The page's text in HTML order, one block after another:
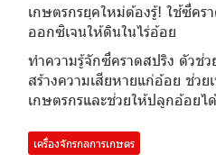
เกษตรกรยุคใหม่ต้องรู้! ใช้ซี่คร
ออกซิเจนให้ดินในไร่อ้อย
ทำความรู้จักซี่คราดสปริง ตัวช่
สร้างความเสียหายแก่อ้อย ช่ว
เกษตรกรและช่วยให้ปลูกอ้อยไ
เครื่องจักรกลการเกษตร